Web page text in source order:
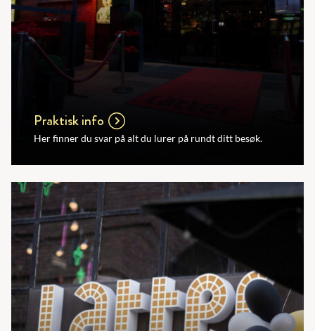
Praktisk info
Her finner du svar på alt du lurer på rundt ditt besøk.